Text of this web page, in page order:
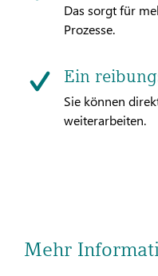
Das sorgt für
Prozesse.
Ein
Sie können
weiterarbeiten.
Mehr